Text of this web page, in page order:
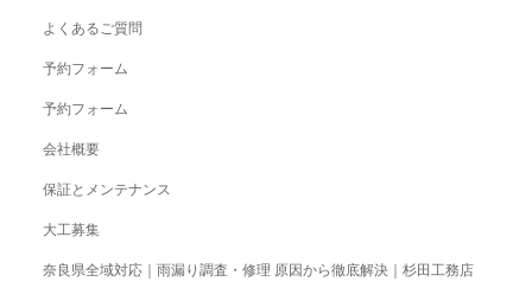
よくあるご質問
予約フォーム
予約フォーム
会社概要
保証とメンテナンス
大工募集
奈良県全域対応｜雨漏り調査・修理 原因から徹底解決｜杉田工務店